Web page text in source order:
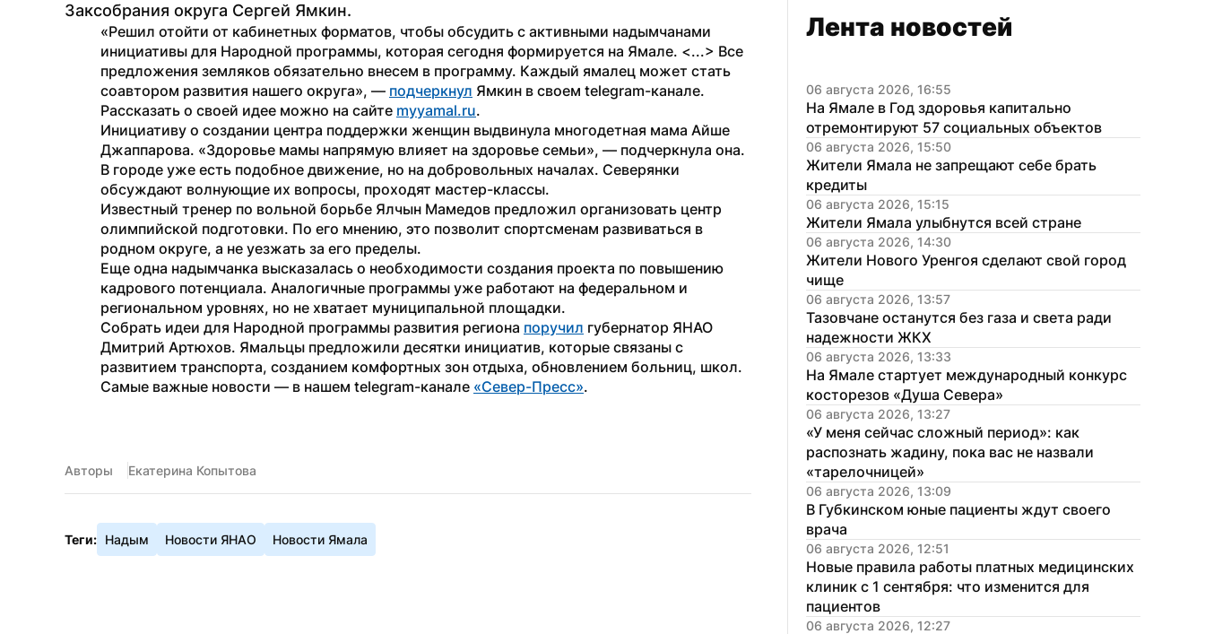
Заксобрания округа Сергей Ямкин.
«Решил отойти от кабинетных форматов, чтобы обсудить с активными надымчанами
инициативы для Народной программы, которая сегодня формируется на Ямале. <...> Все
предложения земляков обязательно внесем в программу. Каждый ямалец может стать
соавтором развития нашего округа», — подчеркнул Ямкин в своем telegram-канале.
Рассказать о своей идее можно на сайте myyamal.ru.
Инициативу о создании центра поддержки женщин выдвинула многодетная мама Айше
Джаппарова. «Здоровье мамы напрямую влияет на здоровье семьи», — подчеркнула она.
В городе уже есть подобное движение, но на добровольных началах. Северянки
обсуждают волнующие их вопросы, проходят мастер-классы.
Известный тренер по вольной борьбе Ялчын Мамедов предложил организовать центр
олимпийской подготовки. По его мнению, это позволит спортсменам развиваться в
родном округе, а не уезжать за его пределы.
Еще одна надымчанка высказалась о необходимости создания проекта по повышению
кадрового потенциала. Аналогичные программы уже работают на федеральном и
региональном уровнях, но не хватает муниципальной площадки.
Собрать идеи для Народной программы развития региона поручил губернатор ЯНАО
Дмитрий Артюхов. Ямальцы предложили десятки инициатив, которые связаны с
развитием транспорта, созданием комфортных зон отдыха, обновлением больниц, школ.
Самые важные новости — в нашем telegram-канале «Север-Пресс».
Авторы Екатерина Копытова
Теги: Надым Новости ЯНАО Новости Ямала
Лента новостей
06 августа 2026, 16:55
На Ямале в Год здоровья капитально
отремонтируют 57 социальных объектов
06 августа 2026, 15:50
Жители Ямала не запрещают себе брать
кредиты
06 августа 2026, 15:15
Жители Ямала улыбнутся всей стране
06 августа 2026, 14:30
Жители Нового Уренгоя сделают свой город
чище
06 августа 2026, 13:57
Тазовчане останутся без газа и света ради
надежности ЖКХ
06 августа 2026, 13:33
На Ямале стартует международный конкурс
косторезов «Душа Севера»
06 августа 2026, 13:27
«У меня сейчас сложный период»: как
распознать жадину, пока вас не назвали
«тарелочницей»
06 августа 2026, 13:09
В Губкинском юные пациенты ждут своего
врача
06 августа 2026, 12:51
Новые правила работы платных медицинских
клиник с 1 сентября: что изменится для
пациентов
06 августа 2026, 12:27